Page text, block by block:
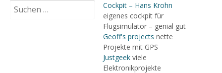
nach:
Cockpit – Hans Krohn
eigenes cockpit für
Flugsimulator – genial gut
Geoff's projects nette
Projekte mit GPS
Justgeekviele
Elektronikprojekte